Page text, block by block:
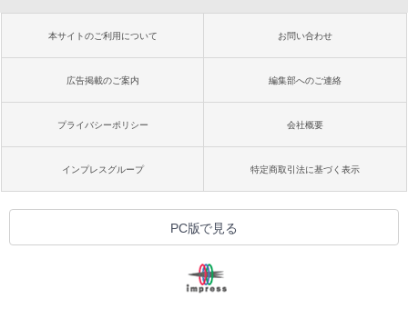
本サイトのご利用について お問い合わせ
広告掲載のご案内 編集部へのご連絡
プライバシーポリシー 会社概要
インプレスグループ 特定商取引法に基づく表示
PC版で見る